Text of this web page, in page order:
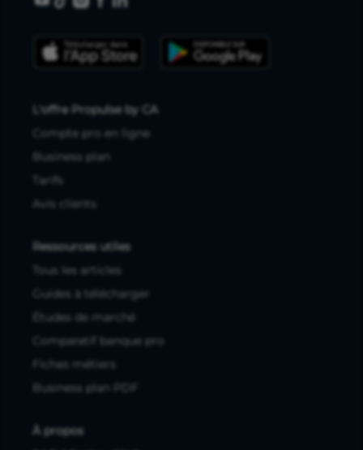
L'offre Propulse by CA
Compte pro en ligne
Business plan
Tarifs
Avis clients
Ressources utiles
Tous les articles
Guides à télécharger
Études de marché
Comparatif banque pro
Fiches métiers
Business plan PDF
À propos